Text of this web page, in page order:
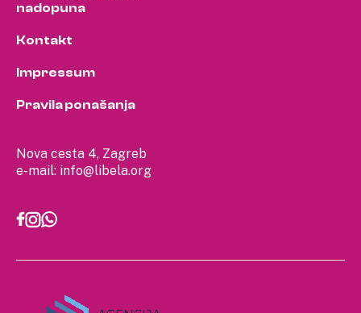
Nova cesta 4, Zagreb
e-mail: info@libela.org
nadopuna
Kontakt
Impressum
Pravila ponašanja